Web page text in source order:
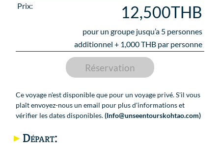
Ce voyage n'est disponible que pour un voyage privé. S'il vous
plaît envoyez-nous un email pour plus d'informations et
vérifier les dates disponibles.(Info@unseentourskohtao.com)
Départ:
Prix: 12,500THB
pour un groupe jusqu’a 5 personnes
additionnel + 1,000THB par personne
Réservation